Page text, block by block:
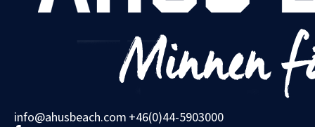
info@ahusbeach.com +46(0)44-5903000